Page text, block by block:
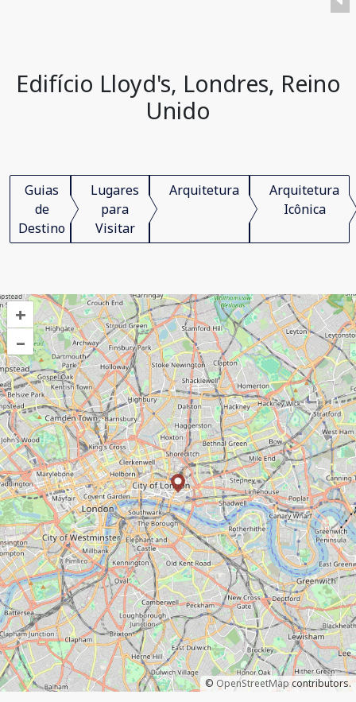
Edifício Lloyd's, Londres, Reino
Unido
Guias
de
Destino
Lugares
para
Visitar
Arquitetura
Arquitetura
Icônica
+
–
© OpenStreetMapcontributors.